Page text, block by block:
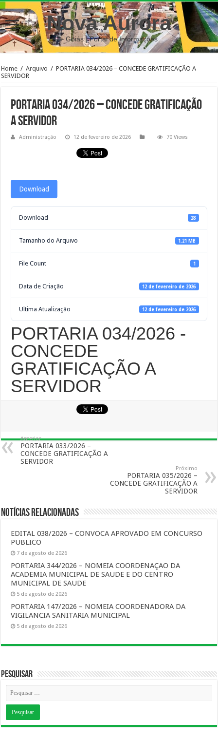
Nova Aurora
– Goiás | Portal de Informações
Home / Arquivo / PORTARIA 034/2026 – CONCEDE GRATIFICAÇÃO A
SERVIDOR
PORTARIA 034/2026 – CONCEDE GRATIFICAÇÃO
A SERVIDOR
Administração 12 de fevereiro de 2026 70 Views
Download
Download 28
Tamanho do Arquivo 1.21 MB
File Count 1
Data de Criação 12 de fevereiro de 2026
Ultima Atualização 12 de fevereiro de 2026
PORTARIA 034/2026 -
CONCEDE
GRATIFICAÇÃO A
SERVIDOR
Anterior
PORTARIA 033/2026 –
CONCEDE GRATIFICAÇÃO A
SERVIDOR
Próximo
PORTARIA 035/2026 –
CONCEDE GRATIFICAÇÃO A
SERVIDOR
Notícias Relacionadas
EDITAL 038/2026 – CONVOCA APROVADO EM CONCURSO
PUBLICO
7 de agosto de 2026
PORTARIA 344/2026 – NOMEIA COORDENAÇAO DA
ACADEMIA MUNICIPAL DE SAUDE E DO CENTRO
MUNICIPAL DE SAUDE
5 de agosto de 2026
PORTARIA 147/2026 – NOMEIA COORDENADORA DA
VIGILANCIA SANITARIA MUNICIPAL
5 de agosto de 2026
Pesquisar